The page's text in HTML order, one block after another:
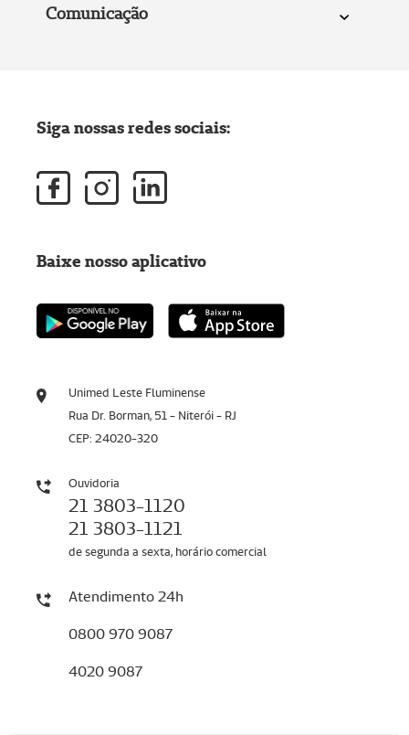
Comunicação
Unimed Leste Fluminense
Rua Dr. Borman, 51 - Niterói - RJ
CEP: 24020-320
Ouvidoria
21 3803-1120
21 3803-1121
de segunda a sexta, horário comercial
Atendimento 24h
0800 970 9087
4020 9087
Siga nossas redes sociais:
Baixe nosso aplicativo